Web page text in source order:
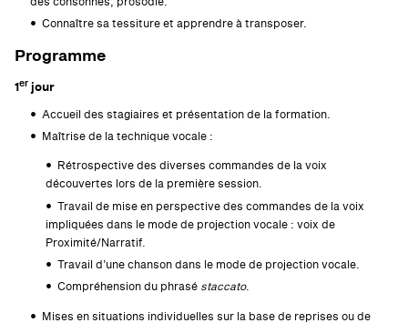
Connaître sa tessiture et apprendre à transposer.
Programme
1erjour
Accueil des stagiaires et présentation de la formation.
Maîtrise de la technique vocale :
Rétrospective des diverses commandes de la voix
découvertes lors de la première session.
Travail de mise en perspective des commandes de la voix
impliquées dans le mode de projection vocale : voix de
Proximité/Narratif.
Travail d’une chanson dans le mode de projection vocale.
Compréhension du phrasé staccato.
Mises en situations individuelles sur la base de reprises ou de